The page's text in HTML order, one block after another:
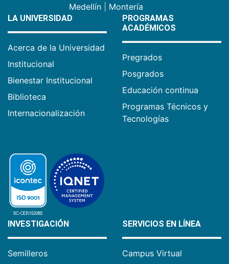
Medellín
Montería
LA UNIVERSIDAD
Acerca de la Universidad
Institucional
Bienestar Institucional
Biblioteca
Internacionalización
PROGRAMAS
ACADÉMICOS
Pregrados
Posgrados
Educación continua
Programas Técnicos y
Tecnologías
INVESTIGACIÓN
Semilleros
SERVICIOS EN LÍNEA
Campus Virtual